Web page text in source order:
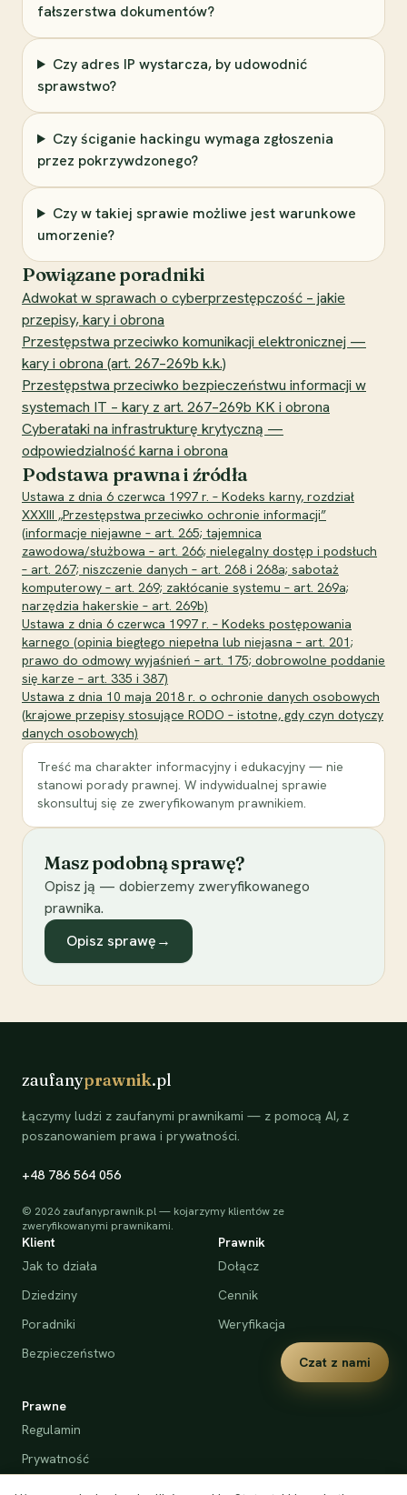
fałszerstwa dokumentów?
Czy adres IP wystarcza, by udowodnić
sprawstwo?
Czy ściganie hackingu wymaga zgłoszenia
przez pokrzywdzonego?
Czy w takiej sprawie możliwe jest warunkowe
umorzenie?
Powiązane poradniki
Adwokat w sprawach o cyberprzestępczość – jakie
przepisy, kary i obrona
Przestępstwa przeciwko komunikacji elektronicznej —
kary i obrona (art. 267–269b k.k.)
Przestępstwa przeciwko bezpieczeństwu informacji w
systemach IT – kary z art. 267–269b KK i obrona
Cyberataki na infrastrukturę krytyczną —
odpowiedzialność karna i obrona
Podstawa prawna i źródła
Ustawa z dnia 6 czerwca 1997 r. – Kodeks karny, rozdział
XXXIII „Przestępstwa przeciwko ochronie informacji”
(informacje niejawne – art. 265; tajemnica
zawodowa/służbowa – art. 266; nielegalny dostęp i podsłuch
– art. 267; niszczenie danych – art. 268 i 268a; sabotaż
komputerowy – art. 269; zakłócanie systemu – art. 269a;
narzędzia hakerskie – art. 269b)
Ustawa z dnia 6 czerwca 1997 r. – Kodeks postępowania
karnego (opinia biegłego niepełna lub niejasna – art. 201;
prawo do odmowy wyjaśnień – art. 175; dobrowolne poddanie
się karze – art. 335 i 387)
Ustawa z dnia 10 maja 2018 r. o ochronie danych osobowych
(krajowe przepisy stosujące RODO – istotne, gdy czyn dotyczy
danych osobowych)
Treść ma charakter informacyjny i edukacyjny — nie
stanowi porady prawnej. W indywidualnej sprawie
skonsultuj się ze zweryfikowanym prawnikiem.
Masz podobną sprawę?
Opisz ją — dobierzemy zweryfikowanego
prawnika.
Opisz sprawę→
zaufanyprawnik.pl
Łączymy ludzi z zaufanymi prawnikami — z pomocą AI, z
poszanowaniem prawa i prywatności.
+48 786 564 056
© 2026 zaufanyprawnik.pl — kojarzymy klientów ze
zweryfikowanymi prawnikami.
Klient
Jak to działa
Dziedziny
Poradniki
Bezpieczeństwo
Prawnik
Dołącz
Cennik
Weryfikacja
Prawne
Regulamin
Prywatność
Czat z nami